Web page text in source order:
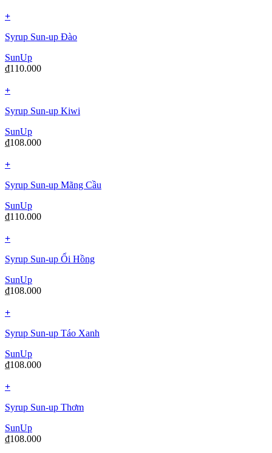
+
Syrup Sun-up Đào
SunUp
₫110.000
+
Syrup Sun-up Kiwi
SunUp
₫108.000
+
Syrup Sun-up Mãng Cầu
SunUp
₫110.000
+
Syrup Sun-up Ổi Hồng
SunUp
₫108.000
+
Syrup Sun-up Táo Xanh
SunUp
₫108.000
+
Syrup Sun-up Thơm
SunUp
₫108.000